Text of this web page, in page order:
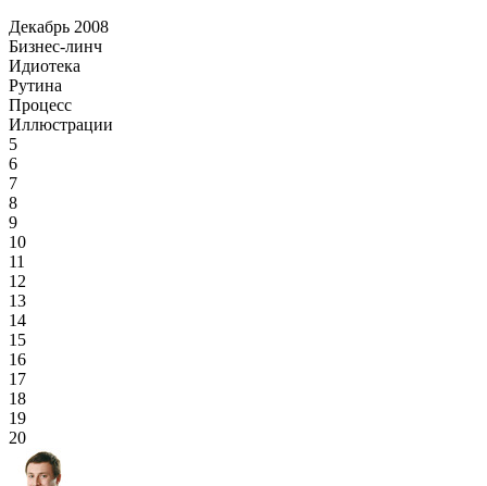
Декабрь 2008
Бизнес-линч
Идиотека
Рутина
Процесс
Иллюстрации
5
6
7
8
9
10
11
12
13
14
15
16
17
18
19
20